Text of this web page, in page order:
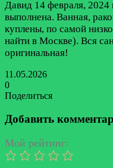
Давид 14 февраля, 2024
выполнена. Ванная,
куплены, по самой
найти в Москве). Вся
оригинальная!
11.05.2026
0
Поделиться
через
электронную
почту
Добавить
Мой рейтинг: